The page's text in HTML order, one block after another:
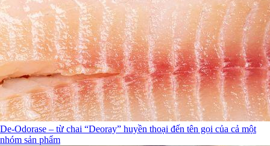
De-Odorase – từ chai “Deoray” huyền thoại đến tên gọi của cả một
nhóm sản phẩm